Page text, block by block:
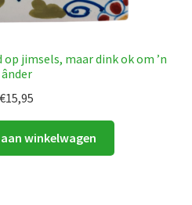
jimsels, maar dink ok om ’n
ânder
€15,95
winkelwagen